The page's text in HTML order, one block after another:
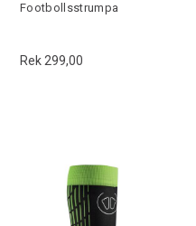
Footbollsstrumpa
Rek 299,00